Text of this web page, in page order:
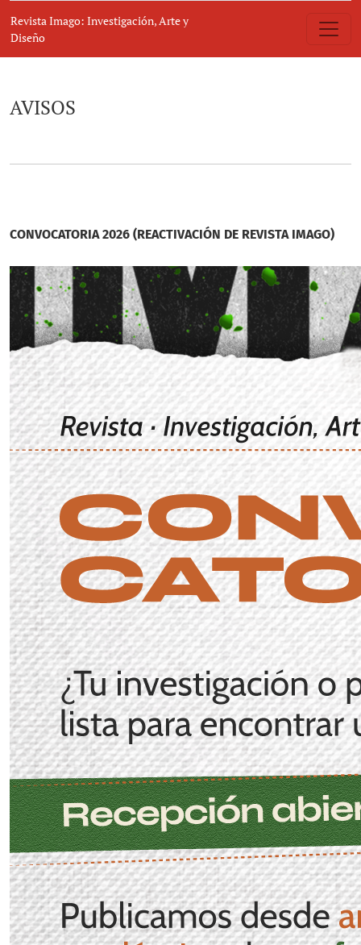
AVISOS
Revista Imago: Investigación, Arte y
Diseño
AVISOS
CONVOCATORIA 2026 (REACTIVACIÓN DE REVISTA IMAGO)